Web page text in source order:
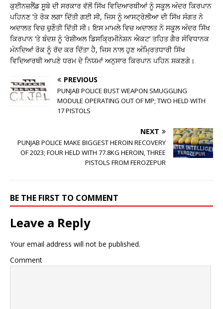
ਕੁਈਨਜ਼ਲੈਂਡ ਸੂਬੇ ਦੀ ਸਰਕਾਰ ਵੱਲੋਂ ਸਿੱਖ ਵਿਦਿਆਰਥੀਆਂ ਨੂੰ ਸਕੂਲ ਅੰਦਰ ਕਿਰਪਾਨ
ਪਹਿਨਣ ’ਤੇ ਰੋਕ ਲਗਾ ਦਿੱਤੀ ਗਈ ਸੀ, ਜਿਸ ਨੂੰ ਆਸਟ੍ਰੇਲੀਆ ਦੀ ਸਿੱਖ ਸੰਗਤ ਨੇ
ਅਦਾਲਤ ਵਿਚ ਚੁਣੌਤੀ ਦਿੱਤੀ ਸੀ। ਇਸ ਮਾਮਲੇ ਵਿਚ ਅਦਾਲਤ ਨੇ ਸਕੂਲ ਅੰਦਰ ਸਿੱਖ
ਕਿਰਪਾਨ ’ਤੇ ਬੰਦਸ਼ ਨੂੰ ‘ਰੇਸ਼ੀਅਲ ਡਿਸਕ੍ਰਿਮੀਨੇਸ਼ਨ ਐਕਟ’ ਤਹਿਤ ਗੈਰ ਸੰਵਿਧਾਨਕ
ਮੰਨਦਿਆਂ ਰੋਕ ਨੂੰ ਰੱਦ ਕਰ ਦਿੱਤਾ ਹੈ, ਜਿਸ ਨਾਲ ਹੁਣ ਅੰਮ੍ਰਿਤਧਾਰੀ ਸਿੱਖ
ਵਿਦਿਆਰਥੀ ਆਪਣੇ ਧਰਮ ਦੇ ਨਿਯਮਾਂ ਅਨੁਸਾਰ ਕਿਰਪਾਨ ਪਹਿਨ ਸਕਣਗੇ।
PREVIOUS
PUNJAB POLICE BUST WEAPON SMUGGLING
MODULE OPERATING OUT OF MP; TWO HELD WITH
17 PISTOLS
NEXT
PUNJAB POLICE MAKE BIGGEST HEROIN RECOVERY
OF 2023; FOUR HELD WITH 77.8KG HEROIN, THREE
PISTOLS FROM FEROZEPUR
BE THE FIRST TO COMMENT
Leave a Reply
Your email address will not be published.
Comment